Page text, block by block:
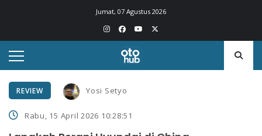
Jumat, 07 Agustus 2026
REVIEW Yosi Setyo
Rabu, 15 April 2026 10:28:51